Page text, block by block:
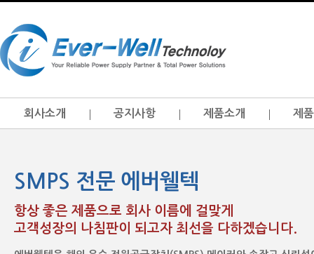
회사소개 공지사항 제품소개 제
SMPS 전문 에버웰텍
항상 좋은 제품으로 회사 이름에 걸맞게
고객성장의 나침판이 되고자 최선을 다하겠습니다.